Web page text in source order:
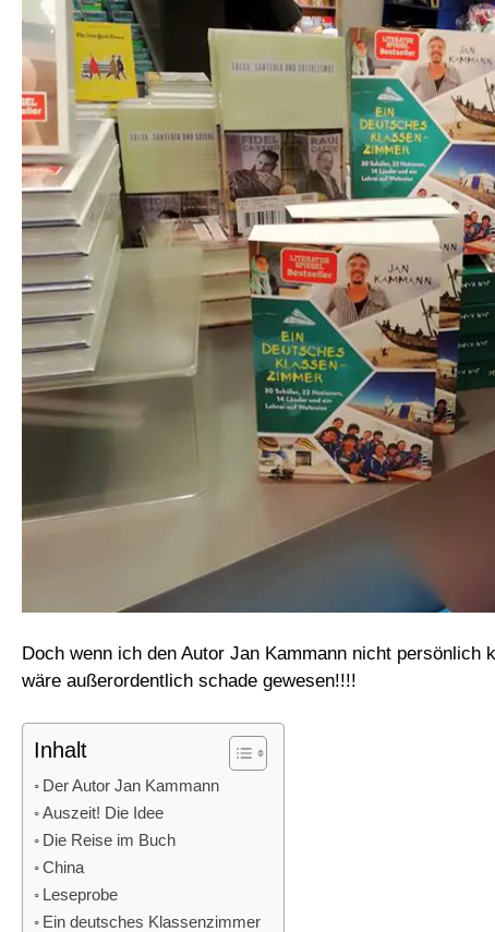
Doch wenn ich den Autor Jan Kammann nicht
wäre außerordentlich schade gewesen!!!!
Inhalt
Der Autor Jan Kammann
Auszeit! Die Idee
Die Reise im Buch
China
Leseprobe
Ein deutsches Klassenzimmer